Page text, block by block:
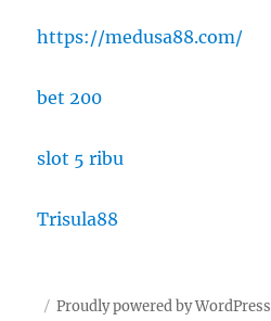
https://medusa88.com/
bet 200
slot 5 ribu
Trisula88
Proudly powered by WordPress